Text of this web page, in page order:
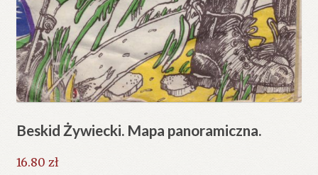
Beskid Żywiecki. Mapa panoramiczna.
16.80 zł